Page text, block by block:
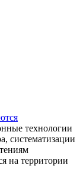
технологии
систематизации
на территории